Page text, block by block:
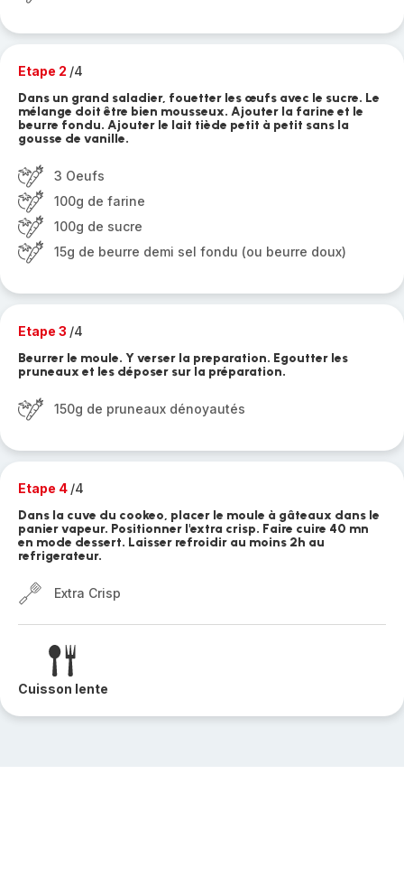
Etape 2 /4
Dans un grand saladier, fouetter les œufs avec le sucre. Le
mélange doit être bien mousseux. Ajouter la farine et le
beurre fondu. Ajouter le lait tiède petit à petit sans la
gousse de vanille.
3 Oeufs
100g de farine
100g de sucre
15g de beurre demi sel fondu (ou beurre doux)
Etape 3 /4
Beurrer le moule. Y verser la preparation. Egoutter les
pruneaux et les déposer sur la préparation.
150g de pruneaux dénoyautés
Etape 4 /4
Dans la cuve du cookeo, placer le moule à gâteaux dans le
panier vapeur. Positionner l'extra crisp. Faire cuire 40 mn
en mode dessert. Laisser refroidir au moins 2h au
refrigerateur.
Extra Crisp
Cuisson lente